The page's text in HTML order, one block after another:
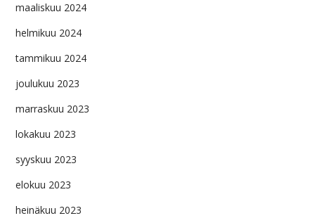
maaliskuu 2024
helmikuu 2024
tammikuu 2024
joulukuu 2023
marraskuu 2023
lokakuu 2023
syyskuu 2023
elokuu 2023
heinäkuu 2023